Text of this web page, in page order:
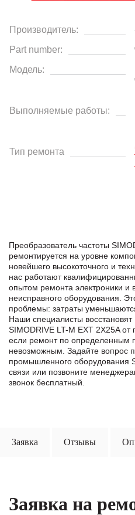
Производитель:
Part number:
Модель:
Выполняемые работы:
Тип ремонта
Преобразователь частоты
ремонтируется на уровне
новейшего высокоточного и
нас работают
опытом ремонта электроники и
неисправного оборудования.
проблемы: затраты
Наши специалисты восстановят
SIMODRIVE LT-M EXT 2X25A
если ремонт по определенным
невозможным. Задайте вопрос
промышленного оборудования
связи или позвоните
звонок бесплатный.
Заявка Отзывы
Заявка на